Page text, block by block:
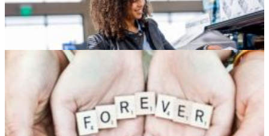
Les 5 plus belles plages en Italie